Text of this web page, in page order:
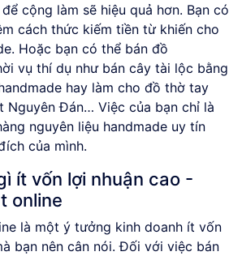
cộng làm sẽ hiệu quả hơn. Bạn có
cách thức kiếm tiền từ khiến cho
Hoặc bạn có thể bán đồ
vụ thí dụ như bán cây tài lộc bằng
hay làm cho đồ thờ tay
Nguyên Đán… Việc của bạn chỉ là
nguyên liệu handmade uy tín
của mình.
ít vốn lợi nhuận cao -
online
là một ý tưởng kinh doanh ít vốn
bạn nên cân nói. Đối với việc bán